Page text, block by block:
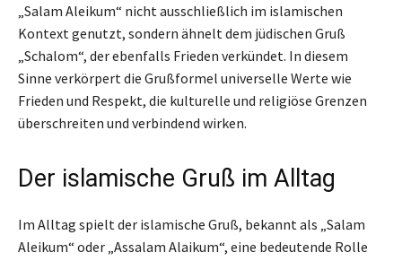
„Salam Aleikum“ nicht ausschließlich im islamischen
Kontext genutzt, sondern ähnelt dem jüdischen Gruß
„Schalom“, der ebenfalls Frieden verkündet. In diesem
Sinne verkörpert die Grußformel universelle Werte wie
Frieden und Respekt, die kulturelle und religiöse Grenzen
überschreiten und verbindend wirken.
Der islamische Gruß im Alltag
Im Alltag spielt der islamische Gruß, bekannt als „Salam
Aleikum“ oder „Assalam Alaikum“, eine bedeutende Rolle